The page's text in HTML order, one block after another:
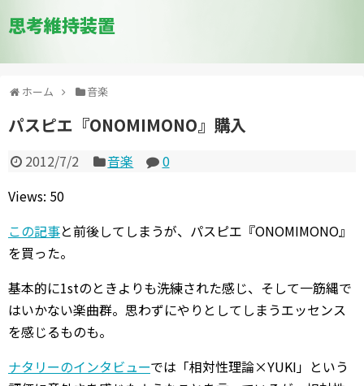
思考維持装置
ホーム 音楽
パスピエ『ONOMIMONO』購入
2012/7/2 音楽
0
Views: 50
この記事と前後してしまうが、パスピエ『ONOMIMONO』
を買った。
基本的に1stのときよりも洗練された感じ、そして一筋縄で
はいかない楽曲群。思わずにやりとしてしまうエッセンス
を感じるものも。
ナタリーのインタビューでは「相対性理論×YUKI」という